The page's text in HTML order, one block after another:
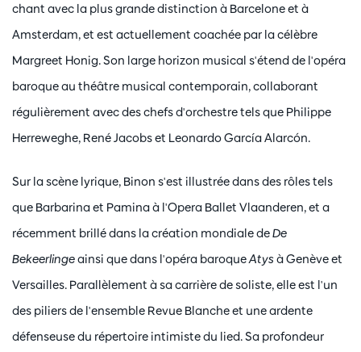
chant avec la plus grande distinction à Barcelone et à
Amsterdam, et est actuellement coachée par la célèbre
Margreet Honig. Son large horizon musical s'étend de l'opéra
baroque au théâtre musical contemporain, collaborant
régulièrement avec des chefs d'orchestre tels que Philippe
Herreweghe, René Jacobs et Leonardo García Alarcón.
Sur la scène lyrique, Binon s'est illustrée dans des rôles tels
que Barbarina et Pamina à l'Opera Ballet Vlaanderen, et a
récemment brillé dans la création mondiale deDe
Bekeerlingeainsi que dans l'opéra baroqueAtysà Genève et
Versailles. Parallèlement à sa carrière de soliste, elle est l'un
des piliers de l'ensemble Revue Blanche et une ardente
défenseuse du répertoire intimiste du lied. Sa profondeur